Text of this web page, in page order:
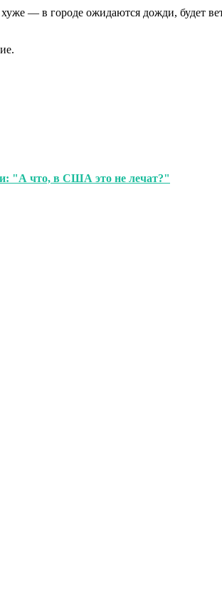
— в городе ожидаются дожди, будет
"А что, в США это не лечат?"